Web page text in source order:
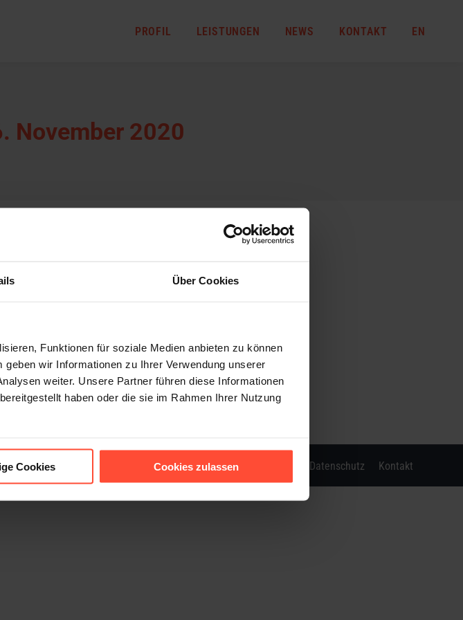
Über Cookies
Funktionen für soziale Medien anbieten zu können
wir Informationen zu Ihrer Verwendung unserer
weiter. Unsere Partner führen diese Informationen
haben oder die sie im Rahmen Ihrer Nutzung
Cookies Cookies zulassen
PROFIL LEISTUNGEN NEWS KONTAKT EN
November 2020
spannenden Ergebnisse der Umfrage, die wir bereits zum dreizehnten Mal
STURMFEST wünscht eine informative Lektüre!
Datenschutz Kontakt